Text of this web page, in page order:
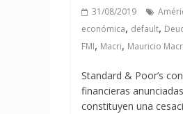
31/08/2019
económica, default,
FMI, Macri, Mauricio
Standard & Poor’s
financieras
constituyen una